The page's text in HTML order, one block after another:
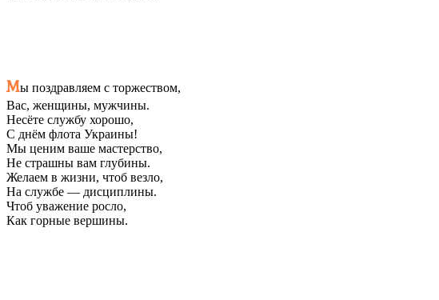
Мы поздравляем с торжеством,
Вас, женщины, мужчины.
Несёте службу хорошо,
С днём флота Украины!
Мы ценим ваше мастерство,
Не страшны вам глубины.
Желаем в жизни, чтоб везло,
На службе — дисциплины.
Чтоб уважение росло,
Как горные вершины.